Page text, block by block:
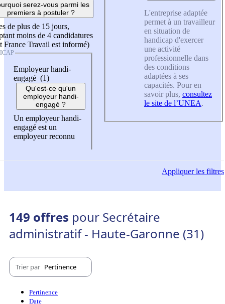
serez-vous parmi les
premiers à postuler ?
de plus de 15 jours,
moins de 4 candidatures
France Travail est informé)
Employeur handi-
engagé (1)
Qu'est-ce qu'un
employeur handi-
engagé ?
Un employeur handi-
engagé est un
employeur reconnu
L'entreprise adaptée
permet à un travailleur
en situation de
handicap d'exercer
une activité
professionnelle dans
des conditions
adaptées à ses
capacités. Pour en
savoir plus, consultez
le site de l’UNEA.
Appliquerles filtres
149 offres pour Secrétaire
administratif - Haute-Garonne (31)
Trier par Pertinence
Pertinence
Date